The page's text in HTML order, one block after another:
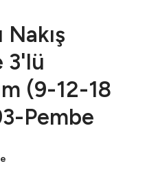
Nakış
3'lü
(9-12-18
Pembe